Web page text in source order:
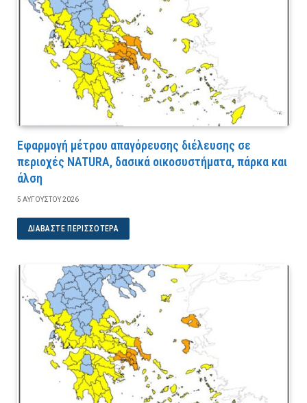
Εφαρμογή μέτρου απαγόρευσης διέλευσης σε
περιοχές NATURA, δασικά οικοσυστήματα, πάρκα και
άλση
5 ΑΥΓΟΎΣΤΟΥ 2026
ΔΙΑΒΆΣΤΕ ΠΕΡΙΣΣΌΤΕΡΑ